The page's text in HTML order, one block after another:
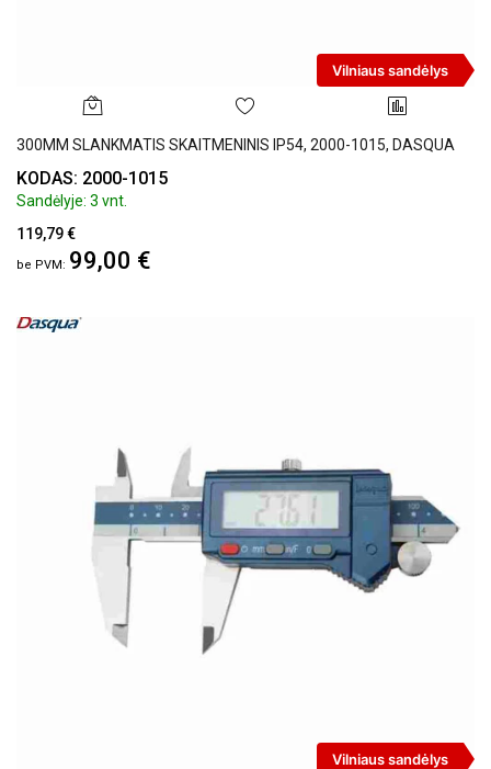
Vilniaus sandėlys
300MM SLANKMATIS SKAITMENINIS IP54, 2000-1015, DASQUA
KODAS: 2000-1015
Sandėlyje: 3 vnt.
119,79 €
99,00 €
Vilniaus sandėlys